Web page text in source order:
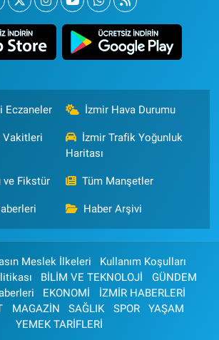
Eczaneler İzmir Hava Durumu
Vakitleri
İzmir Trafik Yoğunluk
Haritası
ve Fikstür Tüm Manşetler
Haber Arşivi
Meslek İlkeleri
Kullanım Koşulları
BİLİM VE TEKNOLOJİ
GÜNDEM
EKONOMİ
İZMİR HABERLERİ
MAGAZİN SAĞLIK SPOR
YAŞAM
YEMEK TARİFLERİ